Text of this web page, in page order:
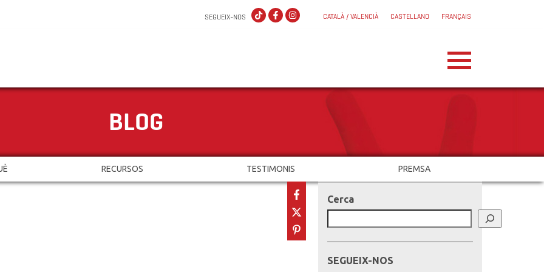
CATALÀ / VALENCIÀ CASTELLANO FRANÇAIS
SEGUEIX-NOS
BLOG
RECURSOS TESTIMONIS PREMSA
Cerca
SEGUEIX-NOS